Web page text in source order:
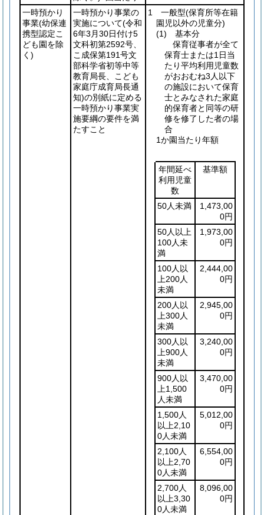
一時預かり
事業(幼保連
携型認定こ
ども園を除
く)
一時預かり事業の
実施について(令和
6年3月30日付け5
文科初第2592号、
こ成保第191号文
部科学省初等中等
教育局長、こども
家庭庁成育局長通
知)の別紙に定める
一時預かり事業実
施要綱の要件を満
たすこと
1 一般型(保育所等在籍
園児以外の児童分)
(1) 基本分
保育従事者が全て
保育士または1日当
たり平均利用児童数
がおおむね3人以下
の施設において保育
士とみなされた家庭
的保育者と同等の研
修を修了した者の場
合
1か園当たり年額
年間延べ
利用児童
数
基準額
50人未満
1,473,00
0円
50人以上
100人未
満
1,973,00
0円
100人以
上200人
未満
2,444,00
0円
200人以
上300人
未満
2,945,00
0円
300人以
上900人
未満
3,240,00
0円
900人以
上1,500
人未満
3,470,00
0円
1,500人
以上2,10
0人未満
5,012,00
0円
2,100人
以上2,70
0人未満
6,554,00
0円
2,700人
以上3,30
0人未満
8,096,00
0円